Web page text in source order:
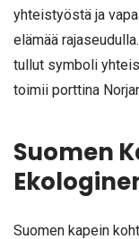
yhteistyöstä ja
elämää
tullut symboli
toimii porttina
Suomen
Suomen kapein